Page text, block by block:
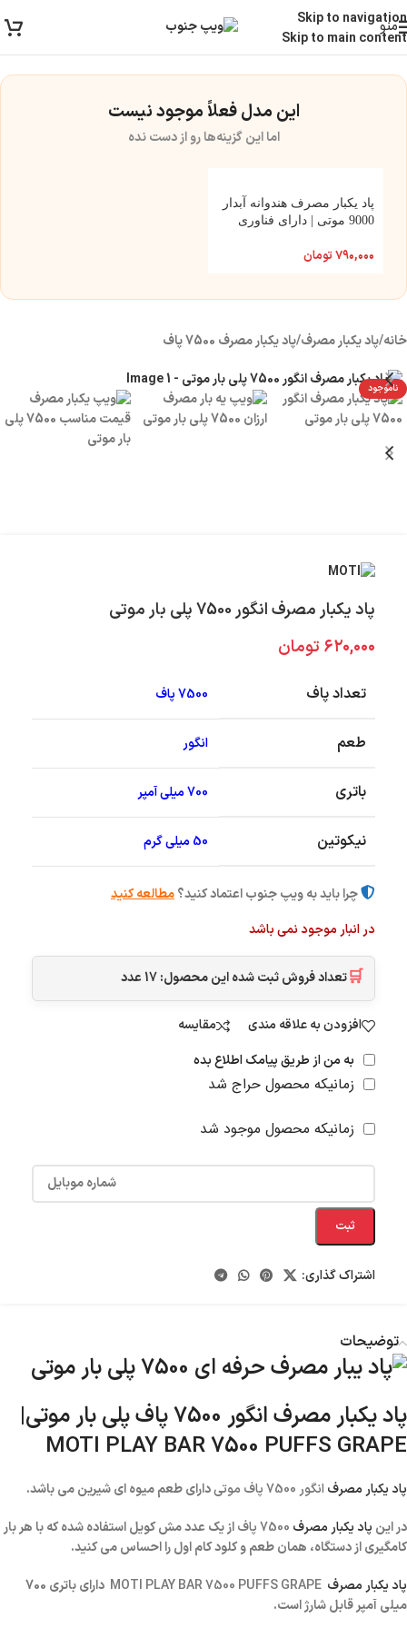
Skip to navigation
Skip to main content
تیپاکس
منو
این مدل فعلاً موجود نیست
اما این گزینه‌ها رو از دست نده
پاد یکبار مصرف هندوانه آبدار
9000 موتی | دارای فناوری
۷۹۰,۰۰۰ تومان
خانه/پاد یکبار مصرف/پاد یکبار مصرف 7500 پاف
ناموجود
پاد یکبار مصرف انگور 7500 پلی بار موتی
۶۲۰,۰۰۰ تومان
تعداد پاف 7500 پاف
طعم انگور
باتری 700 میلی آمپر
نیکوتین 50 میلی گرم
چرا باید به ویپ جنوب اعتماد کنید؟مطالعه کنید
در انبار موجود نمی باشد
🛒تعداد فروش ثبت شده این محصول:17عدد
افزودن به علاقه مندی
مقایسه
به من از طریق پیامک اطلاع بده
زمانیکه محصول حراج شد
زمانیکه محصول موجود شد
ثبت
اشتراک گذاری:
توضیحات
پاد یکبار مصرف انگور 7500 پاف پلی بار موتی|
MOTI PLAY BAR 7500 PUFFS GRAPE
پاد یکبار مصرف انگور 7500 پاف موتی
دارای طعم میوه ای شیرین می باشد.
در این پاد یکبار مصرف
از یک عدد مش کویل استفاده شده که با هر بار
کامگیری از دستگاه، همان طعم و کلود کام اول را احساس می کنید.
پاد یکبار مصرف PUFFS GRAPE
دارای باتری 700
میلی آمپر قابل شارژ است.